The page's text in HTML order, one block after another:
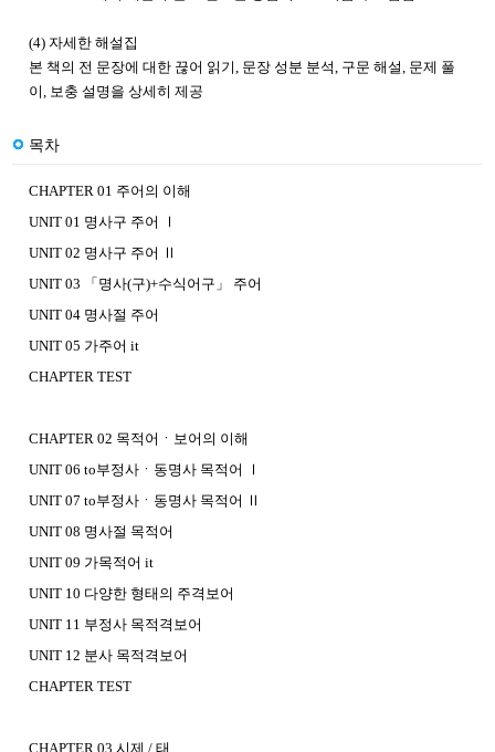
(4) 자세한 해설집
본 책의 전 문장에 대한 끊어 읽기, 문장 성분 분석, 구문 해설, 문제 풀
이, 보충 설명을 상세히 제공
목차
CHAPTER 01 주어의 이해
UNIT 01 명사구 주어 Ⅰ
UNIT 02 명사구 주어 Ⅱ
UNIT 03 「명사(구)+수식어구」 주어
UNIT 04 명사절 주어
UNIT 05 가주어 it
CHAPTER TEST
CHAPTER 02 목적어ㆍ보어의 이해
UNIT 06 to부정사ㆍ동명사 목적어 Ⅰ
UNIT 07 to부정사ㆍ동명사 목적어 Ⅱ
UNIT 08 명사절 목적어
UNIT 09 가목적어 it
UNIT 10 다양한 형태의 주격보어
UNIT 11 부정사 목적격보어
UNIT 12 분사 목적격보어
CHAPTER TEST
CHAPTER 03 시제 / 태